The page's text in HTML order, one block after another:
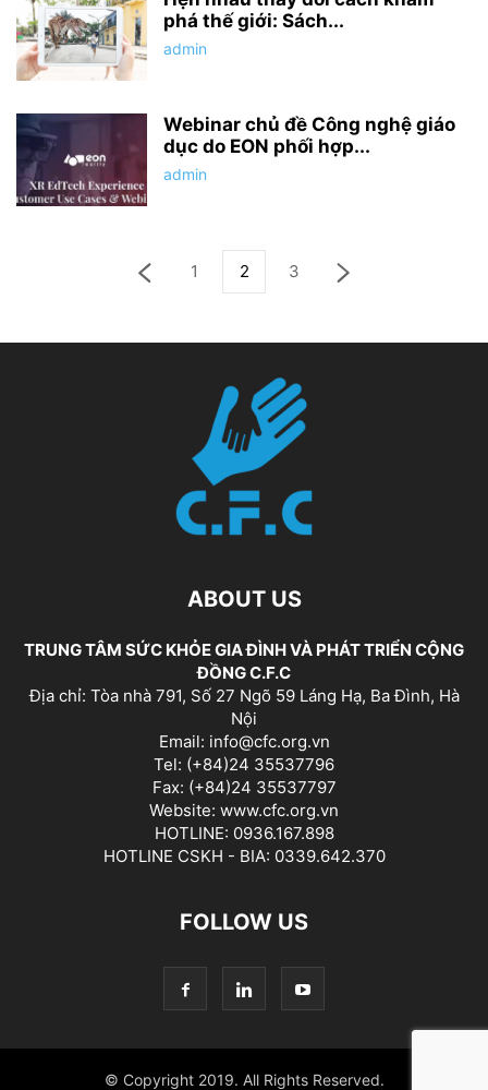
phá thế giới: Sách...
admin
Webinar chủ đề Công nghệ giáo
dục do EON phối hợp...
admin
1 2 3
ABOUT US
TRUNG TÂM SỨC KHỎE GIA ĐÌNH VÀ PHÁT TRIỂN CỘNG
ĐỒNG C.F.C
Địa chỉ: Tòa nhà 791, Số 27 Ngõ 59 Láng Hạ, Ba Đình, Hà
Nội
Email: info@cfc.org.vn
Tel: (+84)24 35537796
Fax: (+84)24 35537797
Website: www.cfc.org.vn
HOTLINE: 0936.167.898
HOTLINE CSKH - BIA: 0339.642.370
FOLLOW US
© Copyright 2019. All Rights Reserved.